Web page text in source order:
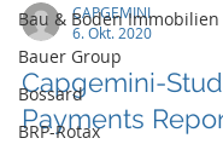
Bau & Boden Immobilien
Bauer Group
Bossard
BRP-Rotax
CAPGEMINI
6. Okt. 2020
Capgemini-
Payments